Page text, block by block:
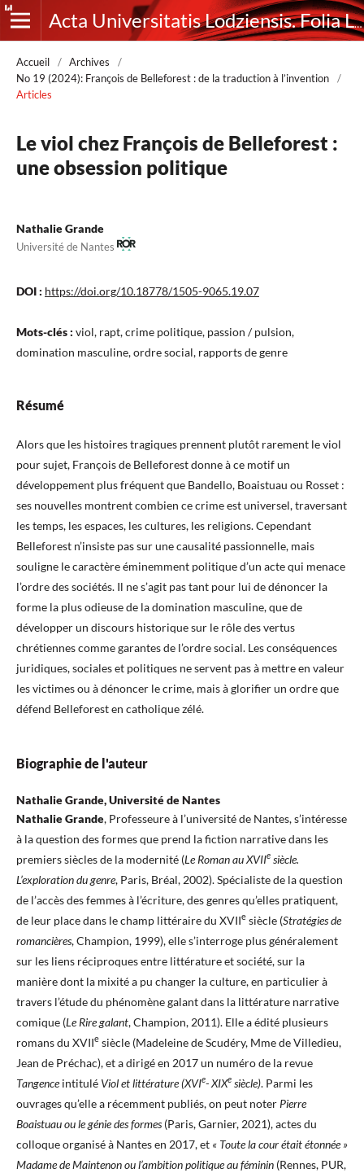
Acta Universitatis Lodziensis. Folia Litteraria Romanica
Accueil / Archives
/
No 19 (2024): François de Belleforest : de la traduction à l’invention
/
Articles
Le viol chez François de Belleforest :
une obsession politique
Nathalie Grande
Université de Nantes
DOI : https://doi.org/10.18778/1505-9065.19.07
Mots-clés : viol, rapt, crime politique, passion / pulsion,
domination masculine, ordre social, rapports de genre
Résumé
Alors que les histoires tragiques prennent plutôt rarement le viol
pour sujet, François de Belleforest donne à ce motif un
développement plus fréquent que Bandello, Boaistuau ou Rosset :
ses nouvelles montrent combien ce crime est universel, traversant
les temps, les espaces, les cultures, les religions. Cependant
Belleforest n’insiste pas sur une causalité passionnelle, mais
souligne le caractère éminemment politique d’un acte qui menace
l’ordre des sociétés. Il ne s’agit pas tant pour lui de dénoncer la
forme la plus odieuse de la domination masculine, que de
développer un discours historique sur le rôle des vertus
chrétiennes comme garantes de l’ordre social. Les conséquences
juridiques, sociales et politiques ne servent pas à mettre en valeur
les victimes ou à dénoncer le crime, mais à glorifier un ordre que
défend Belleforest en catholique zélé.
Biographie de l'auteur
Nathalie Grande, Université de Nantes
Nathalie Grande, Professeure à l’université de Nantes, s’intéresse
à la question des formes que prend la fiction narrative dans les
premiers siècles de la modernité (Le Roman au XVIIe siècle.
L’exploration du genre, Paris, Bréal, 2002). Spécialiste de la question
de l’accès des femmes à l’écriture, des genres qu’elles pratiquent,
de leur place dans le champ littéraire du XVIIe siècle (Stratégies de
romancières, Champion, 1999), elle s’interroge plus généralement
sur les liens réciproques entre littérature et société, sur la
manière dont la mixité a pu changer la culture, en particulier à
travers l’étude du phénomène galant dans la littérature narrative
comique (Le Rire galant, Champion, 2011). Elle a édité plusieurs
romans du XVIIe siècle (Madeleine de Scudéry, Mme de Villedieu,
Jean de Préchac), et a dirigé en 2017 un numéro de la revue
Tangenceintitulé Viol et littérature (XVIe- XIXe siècle). Parmi les
ouvrages qu’elle a récemment publiés, on peut noter Pierre
Boaistuau ou le génie des formes (Paris, Garnier, 2021), actes du
colloque organisé à Nantes en 2017, et « Toute la cour était étonnée »
Madame de Maintenon ou l’ambition politique au féminin (Rennes, PUR,